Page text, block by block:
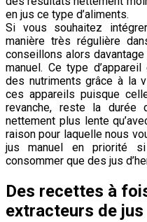
en jus ce type d’aliments.
Si vous souhaitez
manière très régulière
conseillons alors
manuel. Ce type
des nutriments grâce à la
ces appareils puisque
revanche, reste la
nettement plus lente
raison pour laquelle nous
jus manuel en priorité
consommer que des jus
Des recettes à
extracteurs de jus